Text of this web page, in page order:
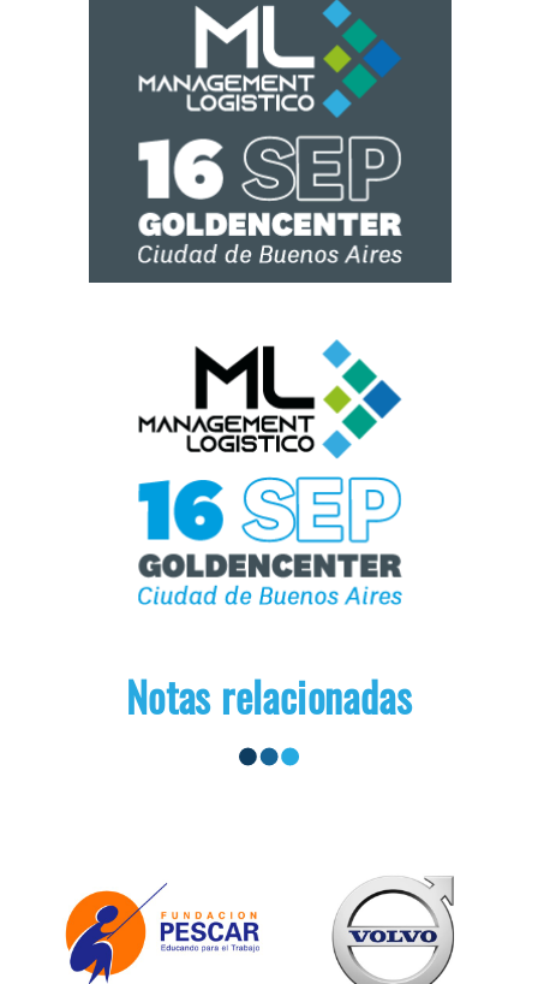
Notas relacionadas